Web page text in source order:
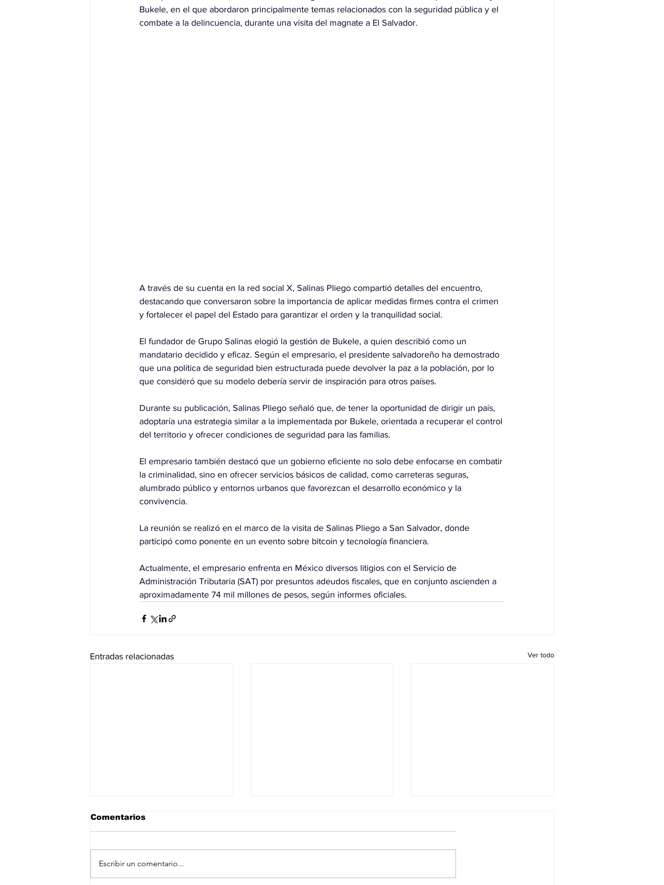
Bukele, en el que abordaron principalmente temas relacionados con la seguridad pública y el
combate a la delincuencia, durante una visita del magnate a El Salvador.
A través de su cuenta en la red social X, Salinas Pliego compartió detalles del encuentro,
destacando que conversaron sobre la importancia de aplicar medidas firmes contra el crimen
y fortalecer el papel del Estado para garantizar el orden y la tranquilidad social.
El fundador de Grupo Salinas elogió la gestión de Bukele, a quien describió como un
mandatario decidido y eficaz. Según el empresario, el presidente salvadoreño ha demostrado
que una política de seguridad bien estructurada puede devolver la paz a la población, por lo
que consideró que su modelo debería servir de inspiración para otros países.
Durante su publicación, Salinas Pliego señaló que, de tener la oportunidad de dirigir un país,
adoptaría una estrategia similar a la implementada por Bukele, orientada a recuperar el control
del territorio y ofrecer condiciones de seguridad para las familias.
El empresario también destacó que un gobierno eficiente no solo debe enfocarse en combatir
la criminalidad, sino en ofrecer servicios básicos de calidad, como carreteras seguras,
alumbrado público y entornos urbanos que favorezcan el desarrollo económico y la
convivencia.
La reunión se realizó en el marco de la visita de Salinas Pliego a San Salvador, donde
participó como ponente en un evento sobre bitcoin y tecnología financiera.
Actualmente, el empresario enfrenta en México diversos litigios con el Servicio de
Administración Tributaria (SAT) por presuntos adeudos fiscales, que en conjunto ascienden a
aproximadamente 74 mil millones de pesos, según informes oficiales.
Entradas relacionadas Ver todo
Comentarios
Escribir un comentario...